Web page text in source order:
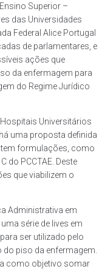
Superior –
das Universidades
Federal Alice Portugal
de parlamentares, e
ações que
da enfermagem para
do Regime Jurídico
Universitários
uma proposta definida
formulações, como
do PCCTAE. Deste
que viabilizem o
Administrativa em
série de lives em
ser utilizado pelo
do piso da enfermagem.
como objetivo somar